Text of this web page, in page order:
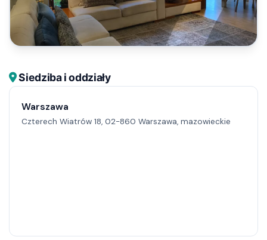
Siedziba i oddziały
Warszawa
Czterech Wiatrów 18, 02-860 Warszawa, mazowieckie